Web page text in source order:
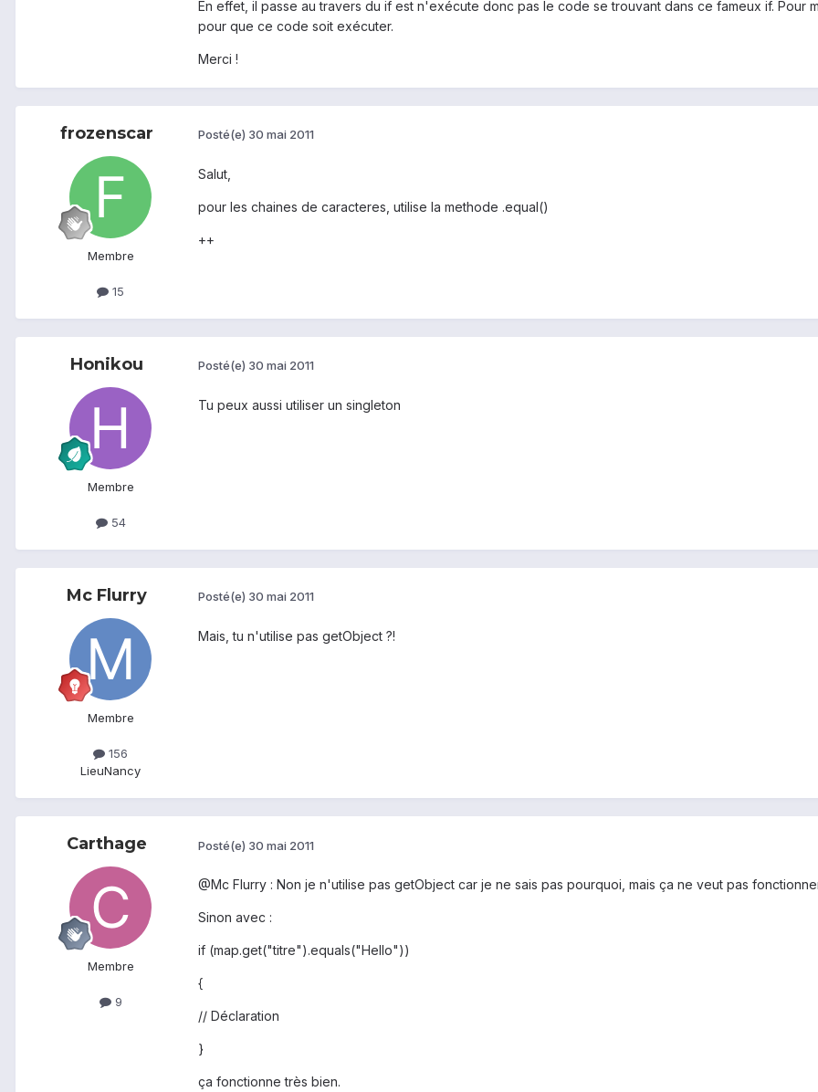
En effet, il passe au travers du if est n'exécute donc pas le code se trouvant dans ce fameux if. Pour
pour que ce code soit exécuter.
Merci !
frozenscar
Membre
15
Posté(e) 30 mai 2011
Salut,
pour les chaines de caracteres, utilise la methode .equal()
++
Honikou
Membre
54
Posté(e) 30 mai 2011
Tu peux aussi utiliser un singleton
Mc Flurry
Membre
156
LieuNancy
Posté(e) 30 mai 2011
Mais, tu n'utilise pas getObject ?!
Carthage
Membre
9
Posté(e) 30 mai 2011
@Mc Flurry : Non je n'utilise pas getObject car je ne sais pas pourquoi, mais ça ne veut pas
Sinon avec :
if (map.get("titre").equals("Hello"))
{
// Déclaration
}
ça fonctionne très bien.